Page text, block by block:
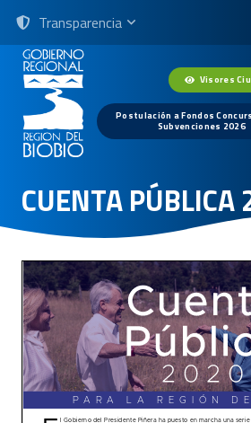
Transparencia
Visores
Postulación a Fondos
Subvenciones 2026
CUENTA